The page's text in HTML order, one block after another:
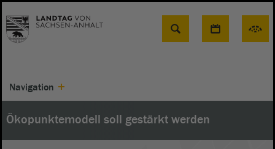
Suche
Navigation
Ökopunktemodell soll gestärkt werden